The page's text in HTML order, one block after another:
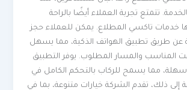
تتمتع تجربة العملاء أيضًا بالراحة
خدمات تاكسي المطلاع. يمكن للعملاء حجز
طريق تطبيق الهواتف الذكية، مما يسهل
المناسب والمسار المطلوب. يوفر التطبيق
مما يسمح للركاب بالتحكم الكامل في
ذلك، تقدم الشركة خيارات متنوعة، بما في